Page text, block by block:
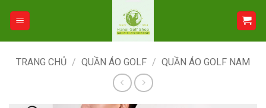
TRANG CHỦ / QUẦN ÁO GOLF / QUẦN ÁO GOLF NAM